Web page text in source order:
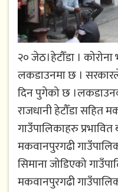
२० जेठ।हेटौँडा ।
लकडाउनमा छ ।
दिन पुगेको छ
राजधानी हेटौँडा सहित
गाउँपालिकाहरु
मकवानपुरगढी
सिमाना जोडिएको
मकवानपुरगढी